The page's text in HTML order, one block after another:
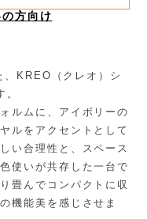
方向け
KREO（クレオ）シ
ルムに、アイボリーの
ルをアクセントとして
い合理性と、スペース
使いが共存した一台で
畳んでコンパクトに収
機能美を感じさせま